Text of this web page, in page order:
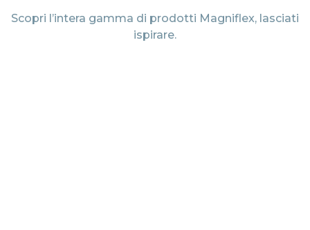
Scopri l’intera gamma di prodotti Magniflex, lasciati
ispirare.